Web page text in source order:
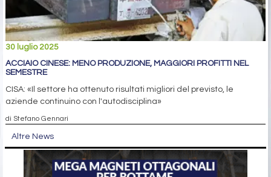
30 luglio 2025
ACCIAIO CINESE: MENO PRODUZIONE, MAGGIORI PROFITTI NEL
SEMESTRE
CISA: «Il settore ha ottenuto risultati migliori del previsto, le
aziende continuino con l'autodisciplina»
di Stefano Gennari
Altre News